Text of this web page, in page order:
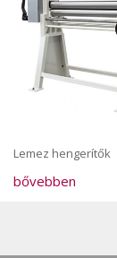
Lemez hengerítők
bővebben